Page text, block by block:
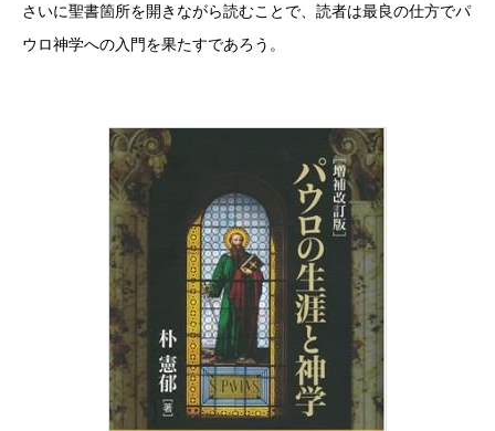
さいに聖書箇所を開きながら読むことで、読者は最良の仕方でパ
ウロ神学への入門を果たすであろう。